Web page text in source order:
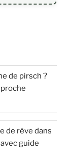
de pirsch ?
de rêve dans
guide